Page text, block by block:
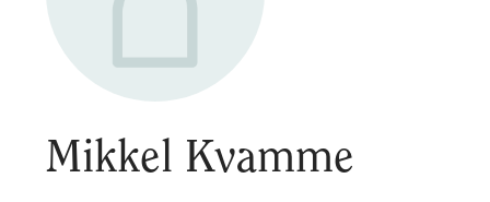
Mikkel Kvamme